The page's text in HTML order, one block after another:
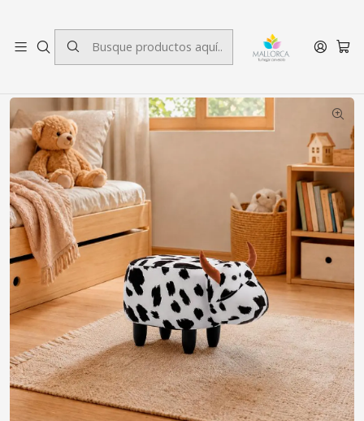
Inicio Decoración Infantil Banca Infantil Vaquita